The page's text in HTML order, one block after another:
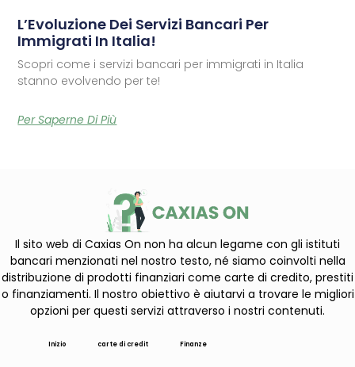
L’Evoluzione Dei Servizi Bancari Per
Immigrati In Italia!
Scopri come i servizi bancari per immigrati in Italia
stanno evolvendo per te!
Per Saperne Di Più
Il sito web di Caxias On non ha alcun legame con gli istituti
bancari menzionati nel nostro testo, né siamo coinvolti nella
distribuzione di prodotti finanziari come carte di credito, prestiti
o finanziamenti. Il nostro obiettivo è aiutarvi a trovare le migliori
opzioni per questi servizi attraverso i nostri contenuti.
Inizio carte di credit Finanze